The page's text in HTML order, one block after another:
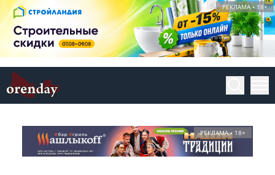
РЕКЛАМА • 18+
РЕКЛАМА • 18+